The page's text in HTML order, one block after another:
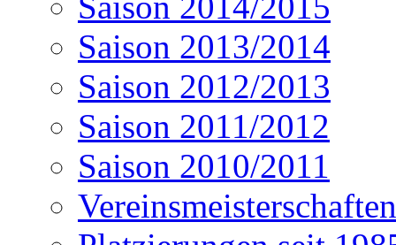
Saison 2013/2014
Saison 2012/2013
Saison 2011/2012
Saison 2010/2011
Vereinsmeisterschaften